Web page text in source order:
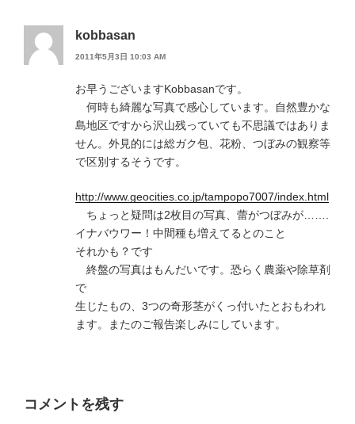
kobbasan
2011年5月3日 10:03 AM
お早うございますKobbasanです。
何時も綺麗な写真で感心しています。自然豊かな
島地区ですから沢山残っていても不思議ではありま
せん。外見的には総ガク包、花粉、つぼみの観察等
で区別するそうです。
http://www.geocities.co.jp/tampopo7007/index.html
ちょっと疑問は2枚目の写真、蕾がつぼみが…….
イナバウワー！中間種も増えてるとのこと
それかも？です
終盤の写真はもんだいです。恐らく農薬や除草剤
で
生じたもの、3つの奇形茎がくっ付いたとおもわれ
ます。またのご報告楽しみにしています。
コメントを残す